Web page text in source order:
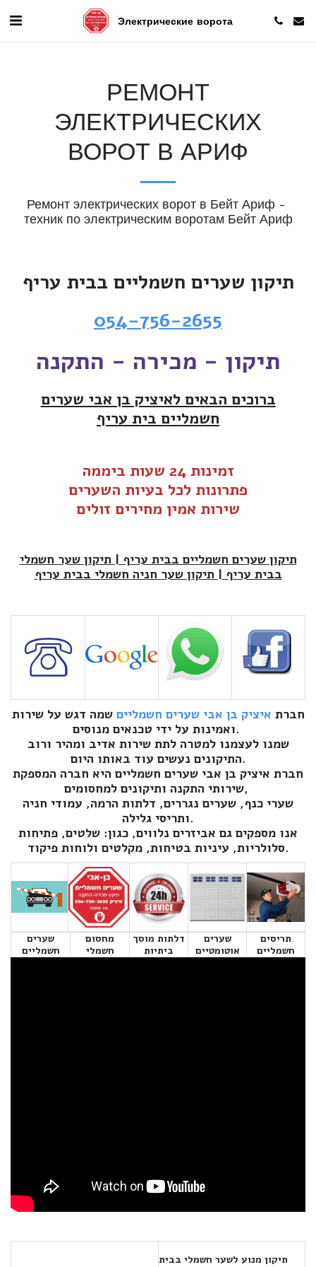
Электрические ворота
РЕМОНТ
ЭЛЕКТРИЧЕСКИХ
ВОРОТ В АРИФ
Ремонт электрических ворот в Бейт Ариф -
техник по электрическим воротам Бейт Ариф
תיקון שערים חשמליים בבית עריף
054-756-2655
תיקון - מכירה - התקנה
ברוכים הבאים לאיציק בן אבי שערים
חשמליים בית עריף
זמינות 24 שעות ביממה
פתרונות לכל בעיות השערים
שירות אמין מחירים זולים
תיקון שערים חשמליים בבית עריף | תיקון שער חשמלי
בבית עריף | תיקון שער חניה חשמלי בבית עריף
חברת איציק בן אבי שערים חשמליים שמה דגש על שירות
ואמינות על ידי טכנאים מנוסים.
שמנו לעצמנו למטרה לתת שירות אדיב ומהיר ורוב
התיקונים נעשים עוד באותו היום.
חברת איציק בן אבי שערים חשמליים היא חברה המספקת
שירותי התקנה ותיקונים למחסומים,
שערי כנף, שערים נגררים, דלתות הרמה, עמודי חניה
ותריסי גלילה.
אנו מספקים גם אביזרים נלווים, כגון: שלטים, פתיחות
סלולריות, עיניות בטיחות, מקלטים ולוחות פיקוד.
שערים
חשמליים
מחסום
חשמלי
דלתות מוסך
ביתיות
שערים
אוטומטיים
תריסים
חשמליים
תיקון מנוע לשער חשמלי בבית